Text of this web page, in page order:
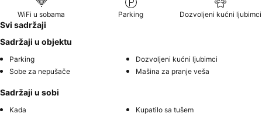
WiFi u sobama Parking Dozvoljeni kućni ljubimci
Svi sadržaji
Sadržaji u objektu
Parking
Dozvoljeni kućni ljubimci
Sobe za nepušače
Mašina za pranje veša
Sadržaji u sobi
Kada
Kupatilo sa tušem